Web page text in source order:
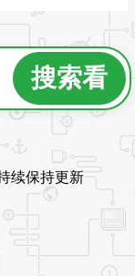
续保持更新